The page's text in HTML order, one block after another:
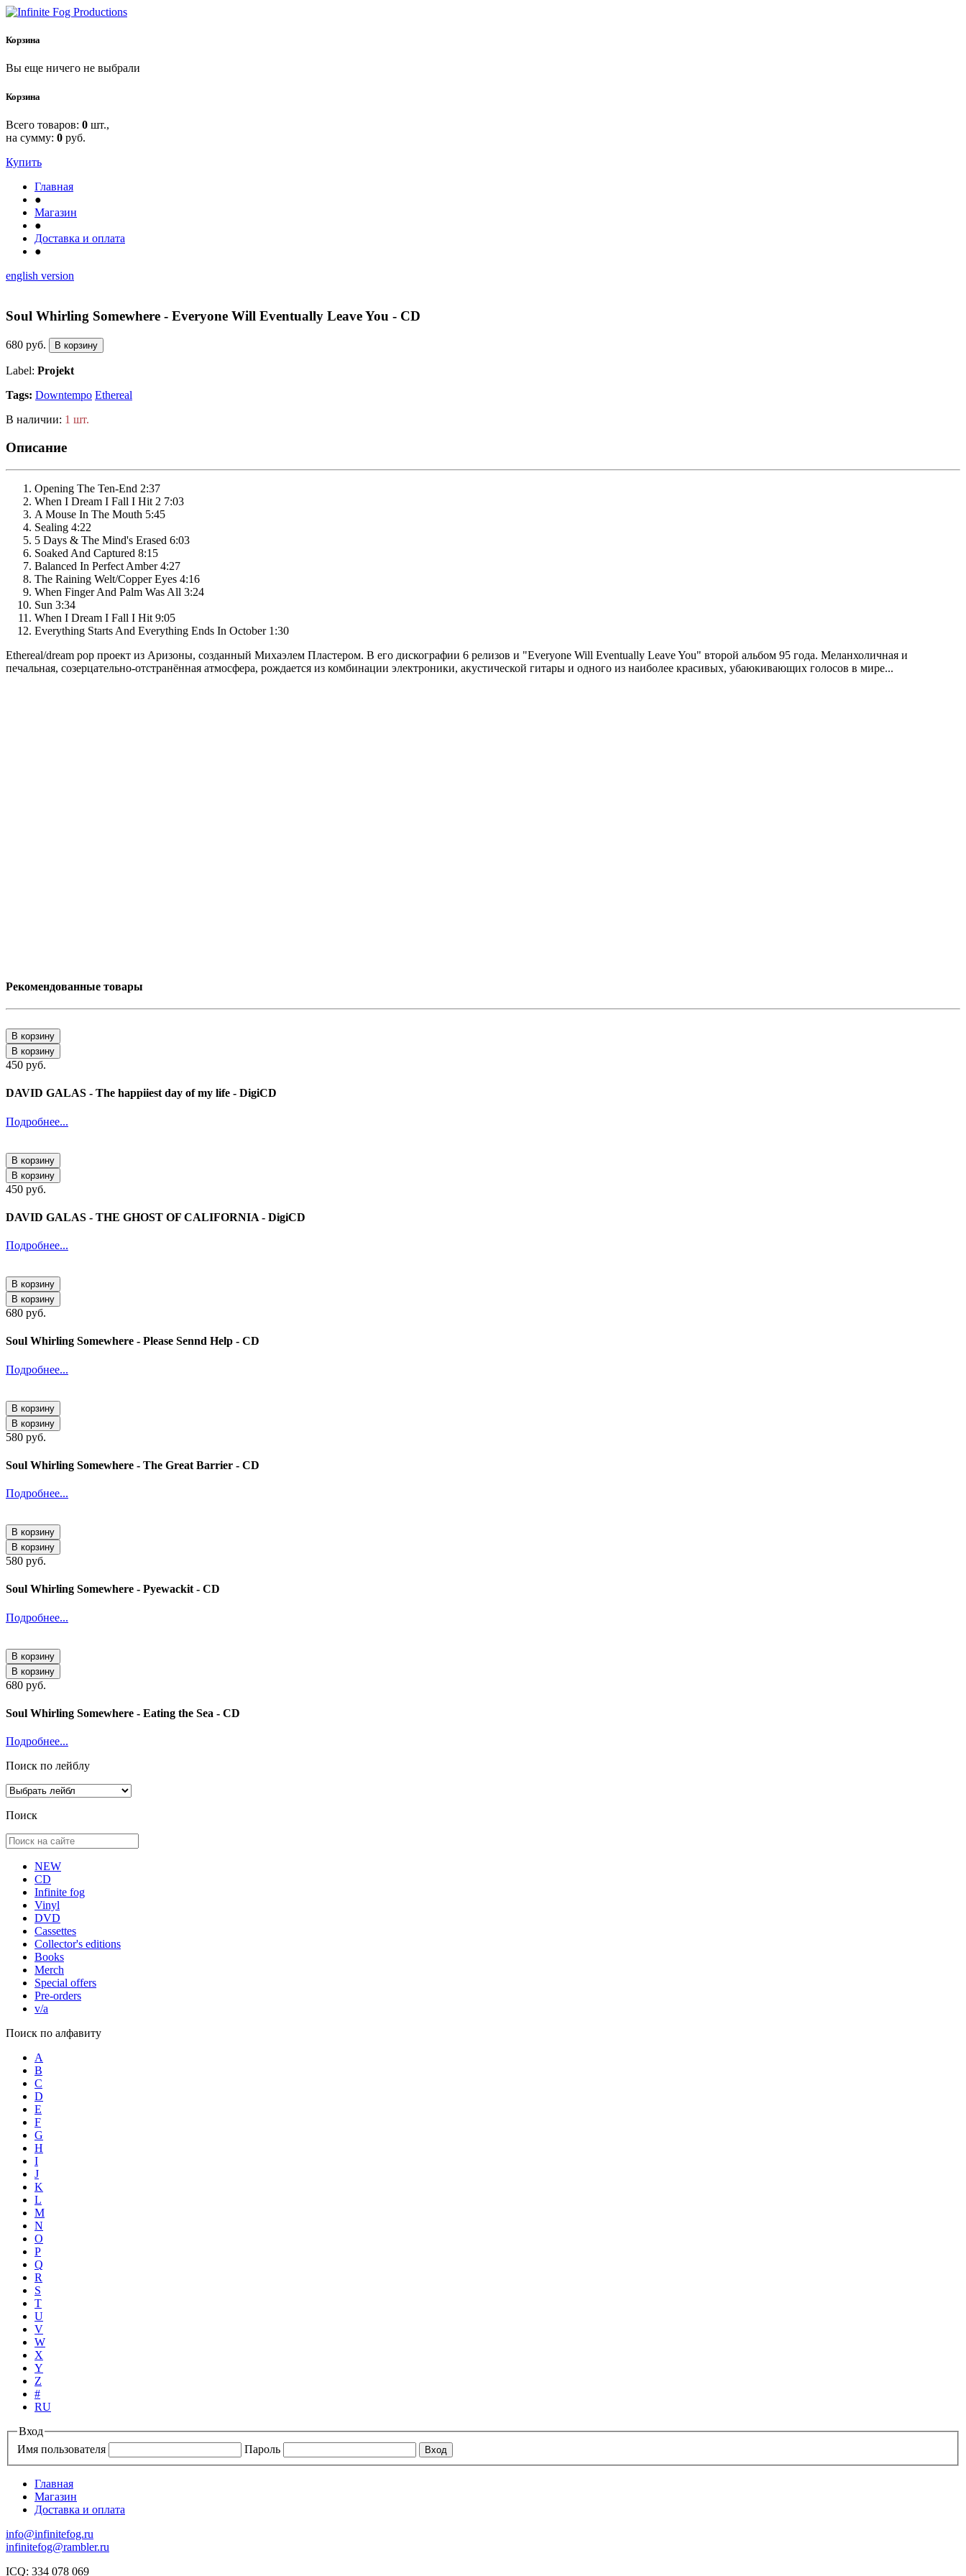
Корзина
Вы еще ничего не выбрали
Корзина
Всего товаров: 0 шт.,
на сумму: 0 руб.
Купить
Главная
●
Магазин
●
Доставка и оплата
●
english version
Soul Whirling Somewhere - Everyone Will Eventually Leave You - CD
680 руб. В корзину
Label: Projekt
Tags: Downtempo Ethereal
В наличии: 1 шт.
Описание
Opening The Ten-End 2:37
When I Dream I Fall I Hit 2 7:03
A Mouse In The Mouth 5:45
Sealing 4:22
5 Days & The Mind's Erased 6:03
Soaked And Captured 8:15
Balanced In Perfect Amber 4:27
The Raining Welt/Copper Eyes 4:16
When Finger And Palm Was All 3:24
Sun 3:34
When I Dream I Fall I Hit 9:05
Everything Starts And Everything Ends In October 1:30
Ethereal/dream pop проект из Аризоны, созданный Михаэлем Пластером. В его дискографии 6 релизов и "Everyone Will Eventually Leave You" второй альбом 95 года. Меланхоличная и
печальная, созерцательно-отстранённая атмосфера, рождается из комбинации электроники, акустической гитары и одного из наиболее красивых, убаюкивающих голосов в мире...
Рекомендованные товары
В корзину
В корзину
450 руб.
DAVID GALAS - The happiiest day of my life - DigiCD
Подробнее...
В корзину
В корзину
450 руб.
DAVID GALAS - THE GHOST OF CALIFORNIA - DigiCD
Подробнее...
В корзину
В корзину
680 руб.
Soul Whirling Somewhere - Please Sennd Help - CD
Подробнее...
В корзину
В корзину
580 руб.
Soul Whirling Somewhere - The Great Barrier - CD
Подробнее...
В корзину
В корзину
580 руб.
Soul Whirling Somewhere - Pyewackit - CD
Подробнее...
В корзину
В корзину
680 руб.
Soul Whirling Somewhere - Eating the Sea - CD
Подробнее...
Поиск по лейблу
Поиск
NEW
CD
Infinite fog
Vinyl
DVD
Cassettes
Collector's editions
Books
Merch
Special offers
Pre-orders
v/a
Поиск по алфавиту
A
B
C
D
E
F
G
H
I
J
K
L
M
N
O
P
Q
R
S
T
U
V
W
X
Y
Z
#
RU
Вход
Имя пользователя
Пароль
Главная
Магазин
Доставка и оплата
info@infinitefog.ru
infinitefog@rambler.ru
ICQ: 334 078 069